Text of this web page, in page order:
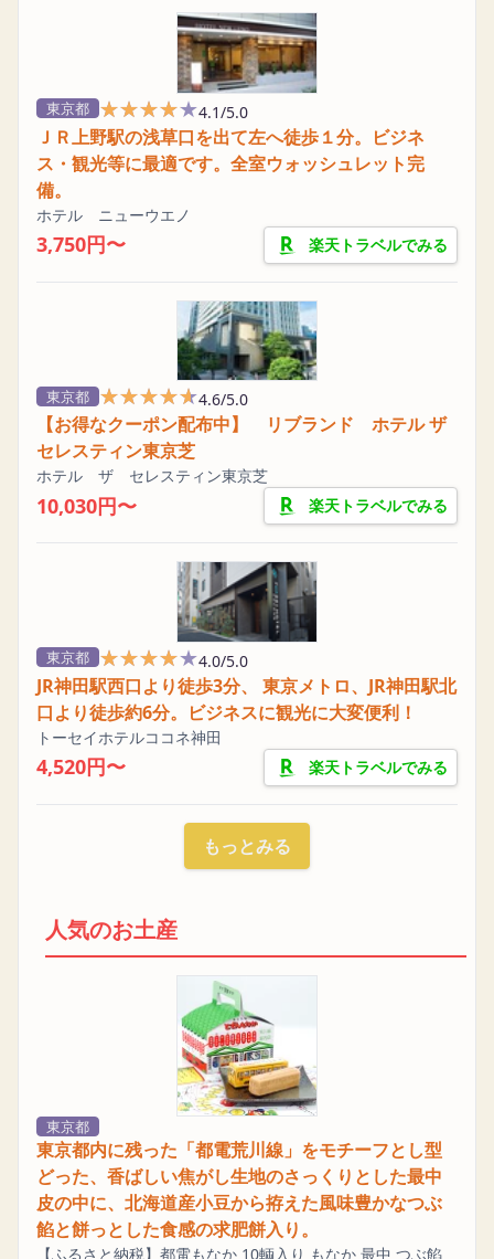
東京都 ★★★★★
★★★★★4.1/5.0
ＪＲ上野駅の浅草口を出て左へ徒歩１分。ビジネ
ス・観光等に最適です。全室ウォッシュレット完
備。
ホテル ニューウエノ
3,750円〜 楽天トラベルでみる
東京都 ★★★★★
★★★★★4.6/5.0
【お得なクーポン配布中】 リブランド ホテル ザ
セレスティン東京芝
ホテル ザ セレスティン東京芝
10,030円〜 楽天トラベルでみる
東京都 ★★★★★
★★★★★4.0/5.0
JR神田駅西口より徒歩3分、 東京メトロ、JR神田駅北
口より徒歩約6分。ビジネスに観光に大変便利！
トーセイホテルココネ神田
4,520円〜 楽天トラベルでみる
もっとみる
人気のお土産
東京都
東京都内に残った「都電荒川線」をモチーフとし型
どった、香ばしい焦がし生地のさっくりとした最中
皮の中に、北海道産小豆から拵えた風味豊かなつぶ
餡と餅っとした食感の求肥餅入り。
【ふるさと納税】都電もなか 10輌入り もなか 最中 つぶ餡